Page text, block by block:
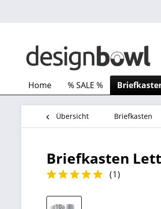
Home % SALE %
Übersicht Briefkasten
Briefkasten
(1)